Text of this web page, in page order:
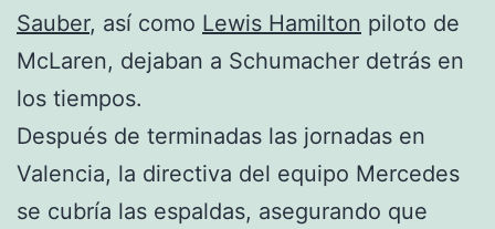
Sauber, así como Lewis Hamilton piloto de
McLaren, dejaban a Schumacher detrás en
los tiempos.
Después de terminadas las jornadas en
Valencia, la directiva del equipo Mercedes
se cubría las espaldas, asegurando que